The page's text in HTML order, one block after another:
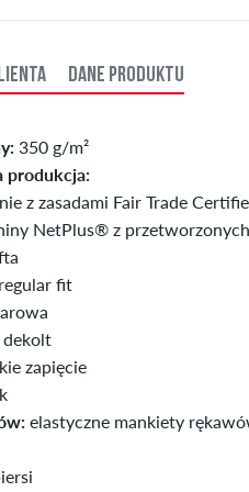
DANE PRODUKTU
350 g/m²
produkcja:
z zasadami Fair Trade
NetPlus® z
regular fit
zapięcie
elastyczne mankiety